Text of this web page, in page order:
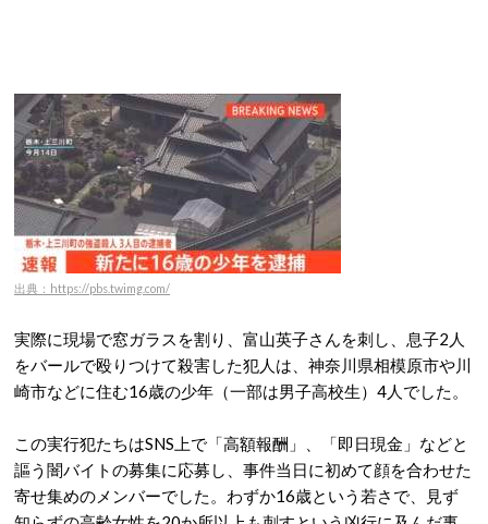
出典：https://pbs.twimg.com/
実際に現場で窓ガラスを割り、富山英子さんを刺し、息子2人
をバールで殴りつけて殺害した犯人は、神奈川県相模原市や川
崎市などに住む16歳の少年（一部は男子高校生）4人でした 。
この実行犯たちはSNS上で「高額報酬」、「即日現金」などと
謳う闇バイトの募集に応募し、事件当日に初めて顔を合わせた
寄せ集めのメンバーでした。わずか16歳という若さで、見ず